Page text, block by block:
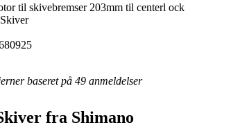
til skivebremser 203mm til centerl ock
baseret på 49 anmeldelser
fra Shimano